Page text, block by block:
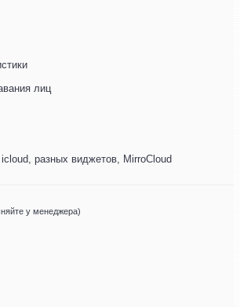
лиц
разных виджетов, MirroCloud
у менеджера)